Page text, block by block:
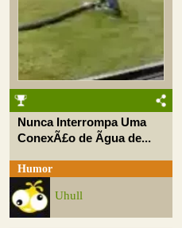
Nunca Interrompa Uma
ConexÃ£o de Ãgua de...
Humor
Uhull